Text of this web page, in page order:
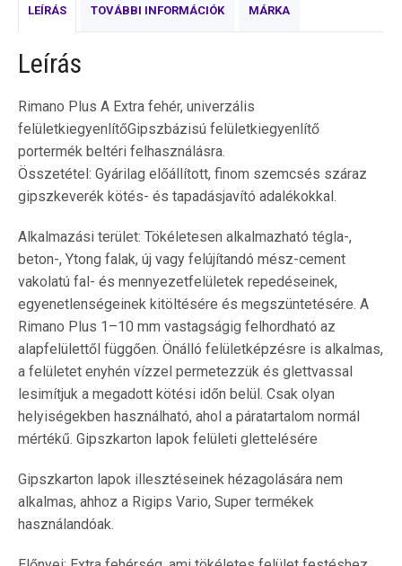
LEÍRÁS TOVÁBBI INFORMÁCIÓK MÁRKA
Leírás
Rimano Plus A Extra fehér, univerzális
felületkiegyenlítőGipszbázisú felületkiegyenlítő
portermék beltéri felhasználásra.
Összetétel: Gyárilag előállított, finom szemcsés száraz
gipszkeverék kötés- és tapadásjavító adalékokkal.
Alkalmazási terület: Tökéletesen alkalmazható tégla-,
beton-, Ytong falak, új vagy felújítandó mész-cement
vakolatú fal- és mennyezetfelületek repedéseinek,
egyenetlenségeinek kitöltésére és megszüntetésére. A
Rimano Plus 1–10 mm vastagságig felhordható az
alapfelülettől függően. Önálló felületképzésre is alkalmas,
a felületet enyhén vízzel permetezzük és glettvassal
lesimítjuk a megadott kötési időn belül. Csak olyan
helyiségekben használható, ahol a páratartalom normál
mértékű. Gipszkarton lapok felületi glettelésére
Gipszkarton lapok illesztéseinek hézagolására nem
alkalmas, ahhoz a Rigips Vario, Super termékek
használandóak.